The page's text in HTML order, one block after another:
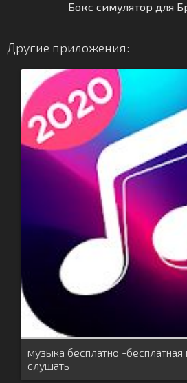
Бокс симулятор для
Другие приложения:
музыка бесплатно -
слушать